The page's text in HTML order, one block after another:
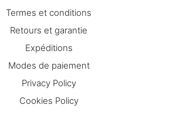
Termes et conditions
Retours et garantie
Expéditions
Modes de paiement
Privacy Policy
Cookies Policy